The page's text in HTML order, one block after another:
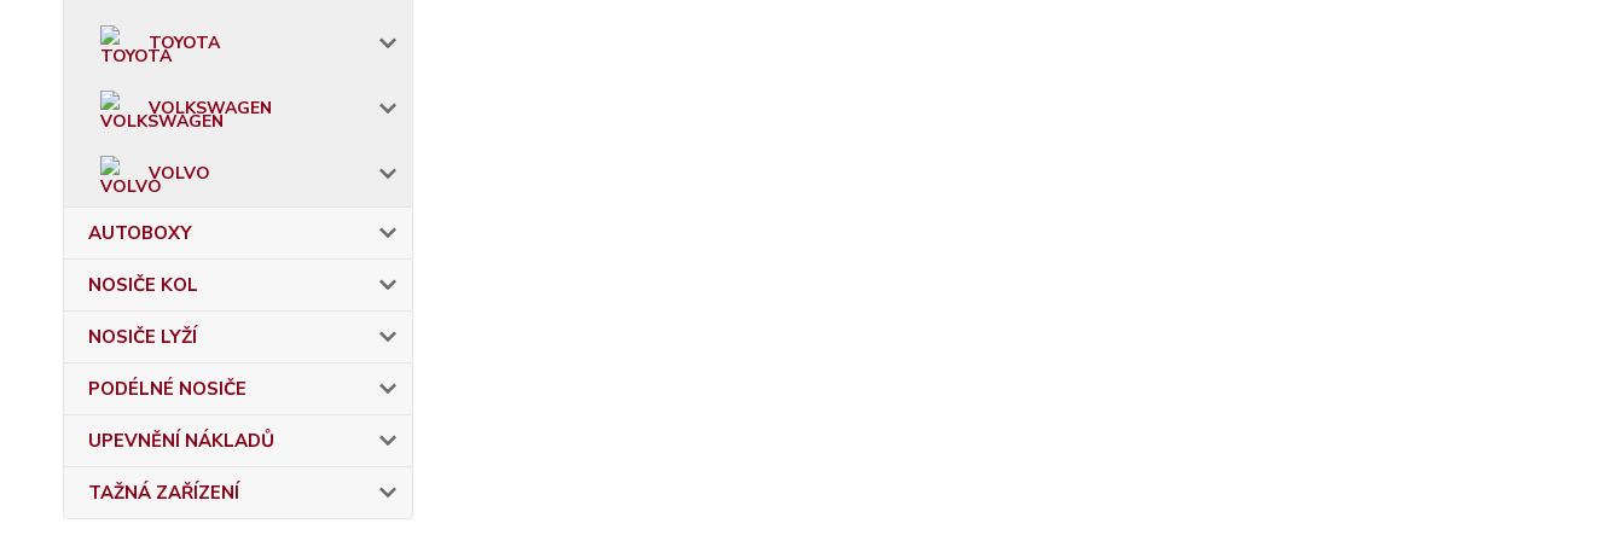
TOYOTA
VOLKSWAGEN
VOLVO
AUTOBOXY
NOSIČE KOL
NOSIČE LYŽÍ
PODÉLNÉ NOSIČE
UPEVNĚNÍ NÁKLADŮ
TAŽNÁ ZAŘÍZENÍ